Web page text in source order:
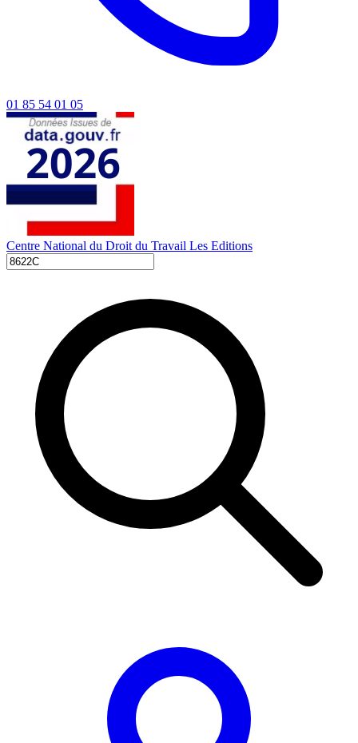
01 85 54 01 05
Centre National du Droit du Travail Les Editions